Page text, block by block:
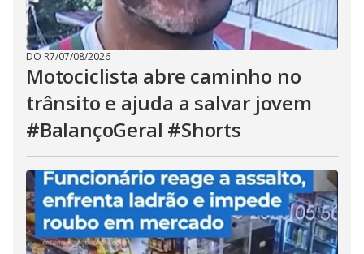
DO R7/07/08/2026
Motociclista abre caminho no
trânsito e ajuda a salvar jovem
#BalançoGeral #Shorts